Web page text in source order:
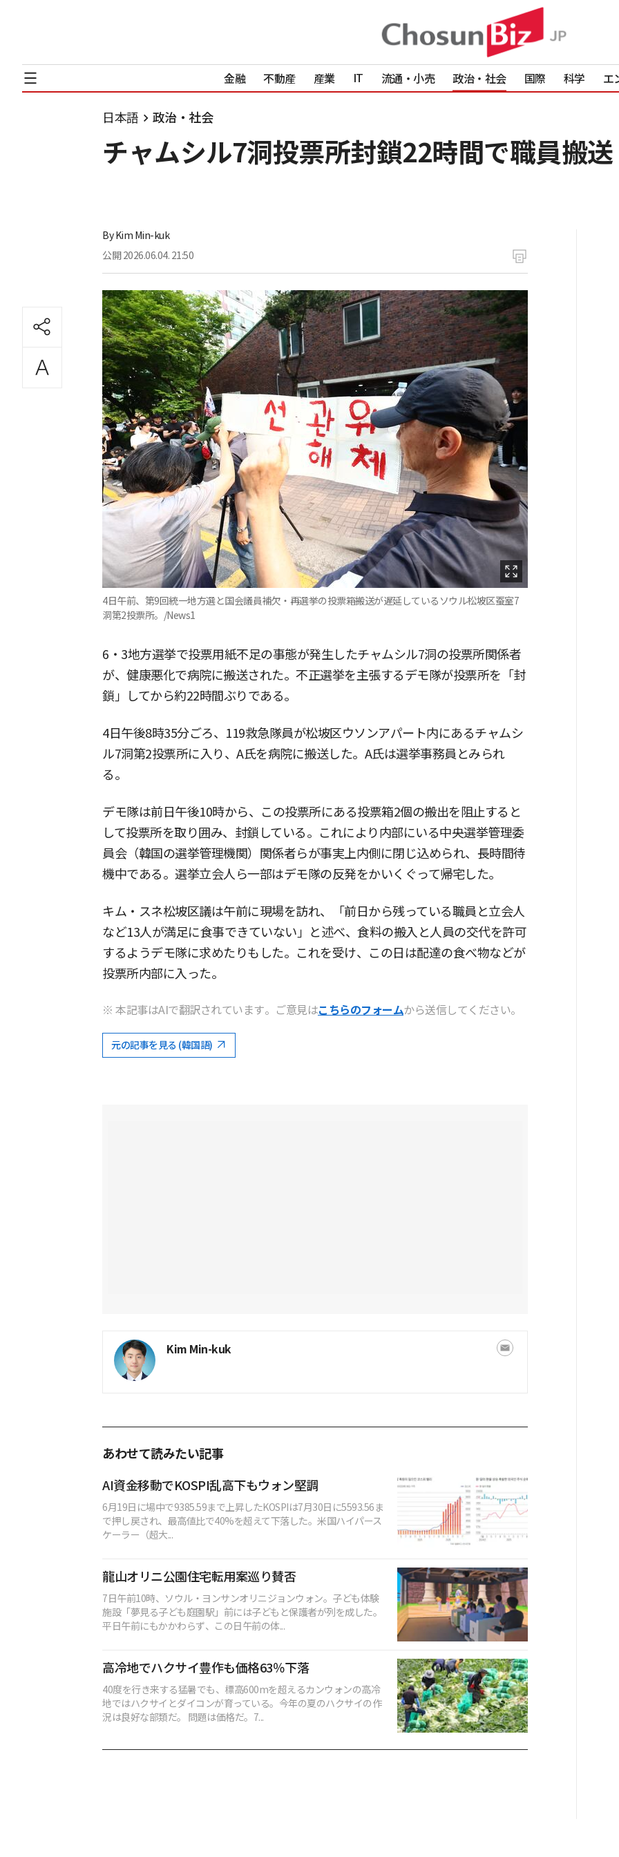
金融 不動産 産業 IT 流通・小売 政治・社会 国際 科学 エ
日本語 政治・社会
チャムシル7洞投票所封鎖22時間で職員搬送
ByKim Min-kuk
公開 2026.06.04. 21:50
4日午前、第9回統一地方選と国会議員補欠・再選挙の投票箱搬送が遅延しているソウル松坡区蚕室7
洞第2投票所。/News1
6・3地方選挙で投票用紙不足の事態が発生したチャムシル7洞の投票所関係者
が、健康悪化で病院に搬送された。不正選挙を主張するデモ隊が投票所を「封
鎖」してから約22時間ぶりである。
4日午後8時35分ごろ、119救急隊員が松坡区ウソンアパート内にあるチャムシ
ル7洞第2投票所に入り、A氏を病院に搬送した。A氏は選挙事務員とみられ
る。
デモ隊は前日午後10時から、この投票所にある投票箱2個の搬出を阻止すると
して投票所を取り囲み、封鎖している。これにより内部にいる中央選挙管理委
員会（韓国の選挙管理機関）関係者らが事実上内側に閉じ込められ、長時間待
機中である。選挙立会人ら一部はデモ隊の反発をかいくぐって帰宅した。
キム・スネ松坡区議は午前に現場を訪れ、「前日から残っている職員と立会人
など13人が満足に食事できていない」と述べ、食料の搬入と人員の交代を許可
するようデモ隊に求めたりもした。これを受け、この日は配達の食べ物などが
投票所内部に入った。
※ 本記事はAIで翻訳されています。ご意見はこちらのフォームから送信してください。
元の記事を見る (韓国語)
Kim Min-kuk
あわせて読みたい記事
AI資金移動でKOSPI乱高下もウォン堅調
6月19日に場中で9385.59まで上昇したKOSPIは7月30日に5593.56ま
で押し戻され、最高値比で40%を超えて下落した。米国ハイパース
ケーラー（超大...
龍山オリニ公園住宅転用案巡り賛否
7日午前10時、ソウル・ヨンサンオリニジョンウォン。子ども体験
施設「夢見る子ども庭園駅」前には子どもと保護者が列を成した。
平日午前にもかかわらず、この日午前の体...
高冷地でハクサイ豊作も価格63％下落
40度を行き来する猛暑でも、標高600mを超えるカンウォンの高冷
地ではハクサイとダイコンが育っている。今年の夏のハクサイの作
況は良好な部類だ。 問題は価格だ。7...